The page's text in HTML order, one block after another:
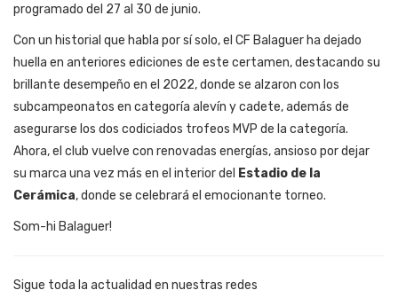
programado del 27 al 30 de junio.
Con un historial que habla por sí solo, el CF Balaguer ha dejado
huella en anteriores ediciones de este certamen, destacando su
brillante desempeño en el 2022, donde se alzaron con los
subcampeonatos en categoría alevín y cadete, además de
asegurarse los dos codiciados trofeos MVP de la categoría.
Ahora, el club vuelve con renovadas energías, ansioso por dejar
su marca una vez más en el interior del Estadio de la
Cerámica, donde se celebrará el emocionante torneo.
Som-hi Balaguer!
Sigue toda la actualidad en nuestras redes